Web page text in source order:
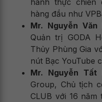
hành thực chiến
hàng đầu như
Mr. Nguyễn Văn
Quản trị GODA
Thủy Phùng Gia
nút Bạc YouTube
Mr. Nguyễn Tất
Group, Chủ tịch
CLUB với 16